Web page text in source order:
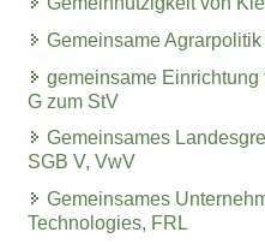
Gemeinsame
gemeinsame
G zum StV
Gemeinsames
SGB V, VwV
Gemeinsames
Technologies, FRL